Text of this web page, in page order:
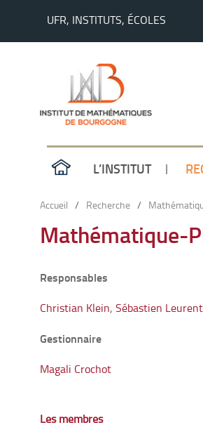
UFR, INSTITUTS, ÉCOLES
L’INSTITUT
Accueil / Recherche /
Mathématique-
Responsables
Christian Klein, Sébastien Leurent
Gestionnaire
Magali Crochot
Les membres